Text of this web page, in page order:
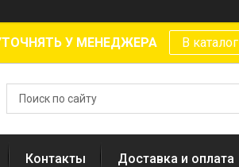
У МЕНЕДЖЕРА В каталог
Контакты Доставка и оплата